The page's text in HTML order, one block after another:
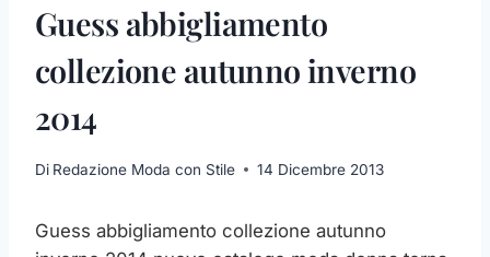
Guess abbigliamento
collezione autunno inverno
2014
Di Redazione Moda con Stile 14 Dicembre 2013
Guess abbigliamento collezione autunno